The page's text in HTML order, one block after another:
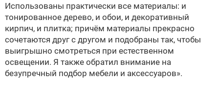
Использованы практически все материалы: и
тонированное дерево, и обои, и декоративный
кирпич, и плитка; причём материалы прекрасно
сочетаются друг с другом и подобраны так, чтобы
выигрышно смотреться при естественном
освещении. Я также обратил внимание на
безупречный подбор мебели и аксессуаров».